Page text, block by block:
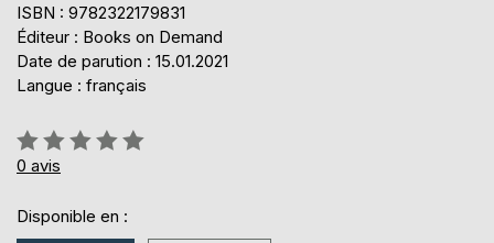
ISBN : 9782322179831
Éditeur : Books on Demand
Date de parution : 15.01.2021
Langue : français
Évaluation:
0%
0 avis
Disponible en :